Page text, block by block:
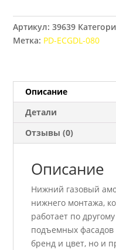
GTV
Артикул:39639
Метка: PD-ECGDL-080
Описание
Детали
Отзывы (0)
Описание
Нижний газовый
нижнего монтажа,
работает по
подъемных фасадов
бренд и цвет, но и